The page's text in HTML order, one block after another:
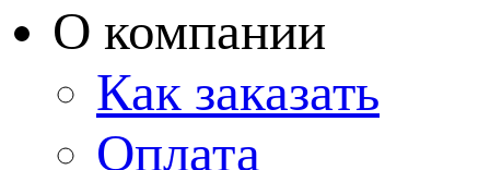
О компании
Как заказать
Оплата